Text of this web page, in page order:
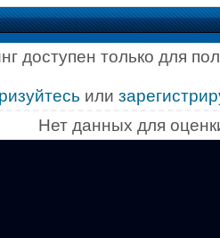
доступен только для
или
Нет данных для